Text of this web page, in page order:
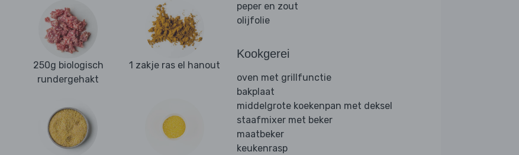
250g biologisch
rundergehakt
1 zakje ras el hanout
peper en zout
olijfolie
Kookgerei
oven met grillfunctie
bakplaat
middelgrote koekenpan met deksel
staafmixer met beker
maatbeker
keukenrasp